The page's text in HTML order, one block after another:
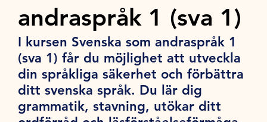
andraspråk 1 (sva 1)
I kursen Svenska som andraspråk 1
(sva 1) får du möjlighet att utveckla
din språkliga säkerhet och förbättra
ditt svenska språk. Du lär dig
grammatik, stavning, utökar ditt